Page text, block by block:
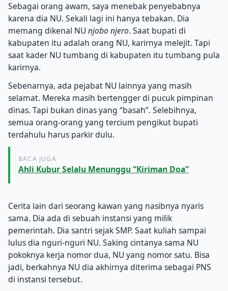
Sebagai orang awam, saya menebak penyebabnya
karena dia NU. Sekali lagi ini hanya tebakan. Dia
memang dikenal NU njobo njero. Saat bupati di
kabupaten itu adalah orang NU, karirnya melejit. Tapi
saat kader NU tumbang di kabupaten itu tumbang pula
karirnya.
Sebenarnya, ada pejabat NU lainnya yang masih
selamat. Mereka masih bertengger di pucuk pimpinan
dinas. Tapi bukan dinas yang “basah”. Selebihnya,
semua orang-orang yang tercium pengikut bupati
terdahulu harus parkir dulu.
BACA JUGA
Ahli Kubur Selalu Menunggu “Kiriman Doa”
Cerita lain dari seorang kawan yang nasibnya nyaris
sama. Dia ada di sebuah instansi yang milik
pemerintah. Dia santri sejak SMP. Saat kuliah sampai
lulus dia nguri-nguri NU. Saking cintanya sama NU
pokoknya kerja nomor dua, NU yang nomor satu. Bisa
jadi, berkahnya NU dia akhirnya diterima sebagai PNS
di instansi tersebut.